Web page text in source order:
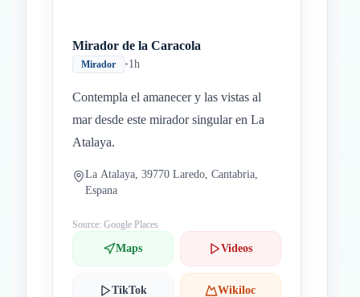
Mirador de la Caracola
Mirador •1h
Contempla el amanecer y las vistas al
mar desde este mirador singular en La
Atalaya.
La Atalaya, 39770 Laredo, Cantabria,
Espana
Source: Google Places
Maps Videos
TikTok Wikiloc